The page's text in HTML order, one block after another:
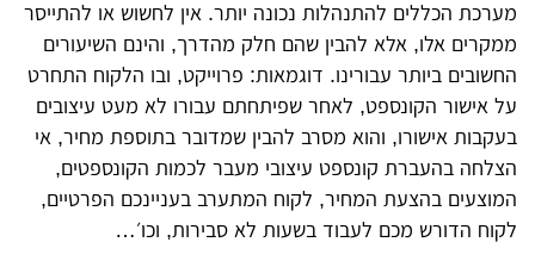
מערכת הכללים להתנהלות נכונה יותר. אין לחשוש או להתייסר
ממקרים אלו, אלא להבין שהם חלק מהדרך, והינם השיעורים
החשובים ביותר עבורינו. דוגמאות: פרוייקט, ובו הלקוח התחרט
על אישור הקונספט, לאחר שפיתחתם עבורו לא מעט עיצובים
בעקבות אישורו, והוא מסרב להבין שמדובר בתוספת מחיר, אי
הצלחה בהעברת קונספט עיצובי מעבר לכמות הקונספטים,
המוצעים בהצעת המחיר, לקוח המתערב בעניינכם הפרטיים,
לקוח הדורש מכם לעבוד בשעות לא סבירות, וכו׳…